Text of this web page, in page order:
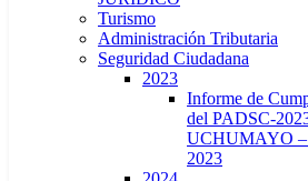
Turismo
Administración Tributaria
Seguridad Ciudadana
2023
Informe de
del PADSC-
UCHUMAYO –
2023